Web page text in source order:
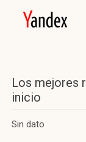
Los mejores
inicio
Sin dato